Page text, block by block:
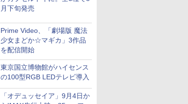
月下旬発売
Prime Video、「劇場版 魔法
少女まどか☆マギカ」3作品
を配信開始
東京国立博物館がハイセンス
の100型RGB LEDテレビ導入
「オデュッセイア」9月4日か